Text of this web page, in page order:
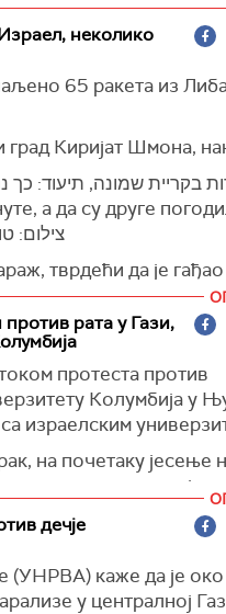
неколико
65 ракета из
град Киријат Шмона,
а да су друге
тврдећи да је гађао
בקריית שמונה, תיעוד:
צילום:
рата у Гази,
протеста против
Колумбија у
израелским
на почетаку јесење
до ескалације
преноси Би-
лупајући у
управу
прошлог семестра.
дечје
(УНРВА) каже да је
у централној